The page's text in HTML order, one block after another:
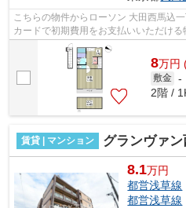
こちらの物件からローソン 大田西馬込
カードで初期費用をお支払いいただけ
する物件です。こちらの物件はアパート...
8万円
敷金 -
2階 /
賃貸 | マンション グランヴァ
8.1万円
都営浅草線
都営浅草線